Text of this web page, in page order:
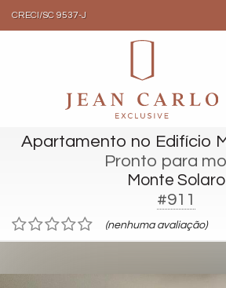
CRECI/SC 9537-J
Apartamento no Edifício
Pronto para
Monte Solaro
#911
(nenhuma avaliação)